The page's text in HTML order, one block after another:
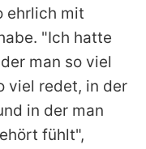
ehrlich mit
"Ich hatte
man so viel
viel redet, in der
in der man
fühlt",